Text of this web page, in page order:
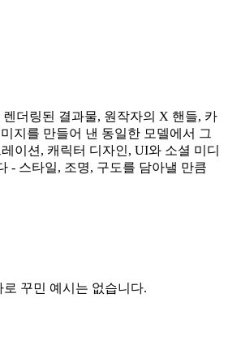
렌더링된 결과물, 원작자의 X 핸들, 카
지를 만들어 낸 동일한 모델에서 그
이션, 캐릭터 디자인, UI와 소셜 미디
- 스타일, 조명, 구도를 담아낼 만큼
꾸민 예시는 없습니다.